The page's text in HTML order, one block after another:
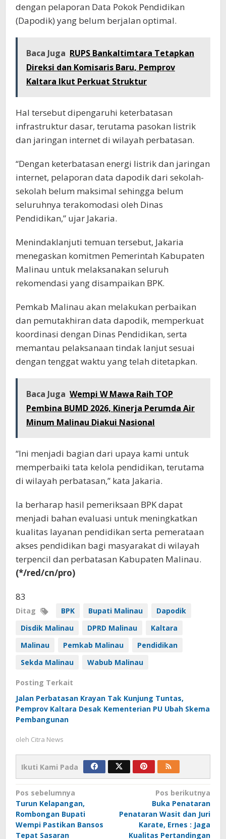
dengan pelaporan Data Pokok Pendidikan
(Dapodik) yang belum berjalan optimal.
Baca Juga RUPS Bankaltimtara Tetapkan
Direksi dan Komisaris Baru, Pemprov
Kaltara Ikut Perkuat Struktur
Hal tersebut dipengaruhi keterbatasan
infrastruktur dasar, terutama pasokan listrik
dan jaringan internet di wilayah perbatasan.
“Dengan keterbatasan energi listrik dan jaringan
internet, pelaporan data dapodik dari sekolah-
sekolah belum maksimal sehingga belum
seluruhnya terakomodasi oleh Dinas
Pendidikan,” ujar Jakaria.
Menindaklanjuti temuan tersebut, Jakaria
menegaskan komitmen Pemerintah Kabupaten
Malinau untuk melaksanakan seluruh
rekomendasi yang disampaikan BPK.
Pemkab Malinau akan melakukan perbaikan
dan pemutakhiran data dapodik, memperkuat
koordinasi dengan Dinas Pendidikan, serta
memantau pelaksanaan tindak lanjut sesuai
dengan tenggat waktu yang telah ditetapkan.
Baca Juga Wempi W Mawa Raih TOP
Pembina BUMD 2026, Kinerja Perumda Air
Minum Malinau Diakui Nasional
“Ini menjadi bagian dari upaya kami untuk
memperbaiki tata kelola pendidikan, terutama
di wilayah perbatasan,” kata Jakaria.
Ia berharap hasil pemeriksaan BPK dapat
menjadi bahan evaluasi untuk meningkatkan
kualitas layanan pendidikan serta pemerataan
akses pendidikan bagi masyarakat di wilayah
terpencil dan perbatasan Kabupaten Malinau.
(*/red/cn/pro)
83
Ditag BPK Bupati Malinau
Dapodik
Disdik Malinau
DPRD Malinau
Kaltara
Malinau
Pemkab Malinau
Pendidikan
Sekda Malinau
Wabub Malinau
Posting Terkait
Jalan Perbatasan Krayan Tak Kunjung Tuntas,
Pemprov Kaltara Desak Kementerian PU Ubah Skema
Pembangunan
oleh Citra News
Ikuti Kami Pada
Navigasi
pos
Pos sebelumnya
Turun Kelapangan,
Rombongan Bupati
Wempi Pastikan Bansos
Tepat Sasaran
Pos berikutnya
Buka Penataran
Penataran Wasit dan Juri
Karate, Ernes : Jaga
Kualitas Pertandingan